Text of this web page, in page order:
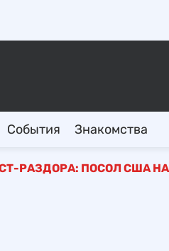
События Знакомства
РАЗДОРА: ПОСОЛ США